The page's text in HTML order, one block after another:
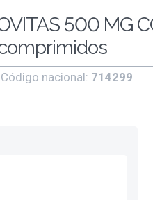
500 MG
nacional: 714299